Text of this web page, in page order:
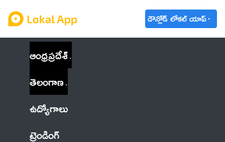
డౌన్లోడ్ లోకల్ యాప్
ఆంధ్రప్రదేశ్
తెలంగాణ
ఉద్యోగాలు
ట్రెండింగ్